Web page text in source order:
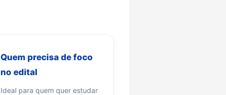
Quem precisa de foco
no edital
Ideal para quem quer estudar